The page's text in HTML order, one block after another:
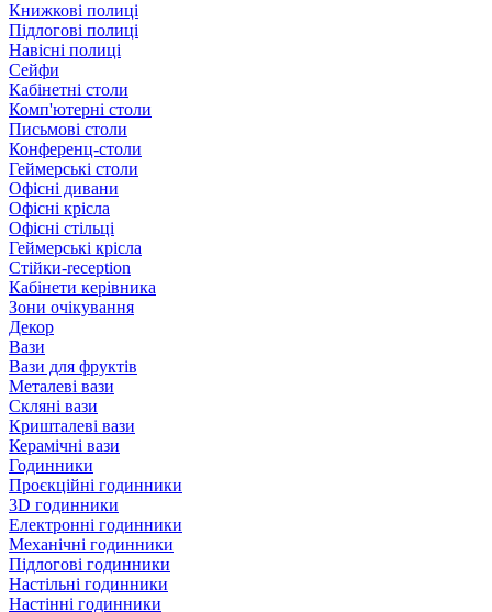
Книжкові полиці
Підлогові полиці
Навісні полиці
Сейфи
Кабінетні столи
Комп'ютерні столи
Письмові столи
Конференц-столи
Геймерські столи
Офісні дивани
Офісні крісла
Офісні стільці
Геймерські крісла
Стійки-reception
Кабінети керівника
Зони очікування
Декор
Вази
Вази для фруктів
Металеві вази
Скляні вази
Кришталеві вази
Керамічні вази
Годинники
Проєкційні годинники
3D годинники
Електронні годинники
Механічні годинники
Підлогові годинники
Настільні годинники
Настінні годинники